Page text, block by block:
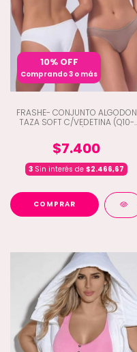
10% OFF
Comprando 3 o más
FRASHE- CONJUNTO ALGODON
TAZA SOFT C/VEDETINA (Q10-
$7.400
3 Sin interés de $2.466,67
COMPRAR